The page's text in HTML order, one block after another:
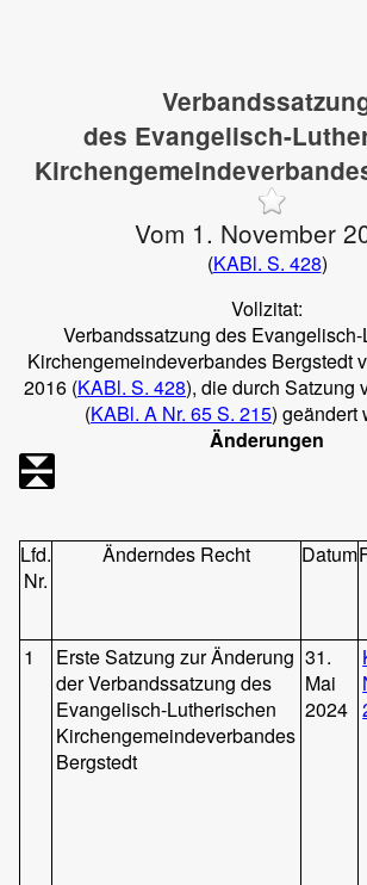
des Evangelisch-
Vom 1. November
(KABl. S. 428)
Vollzitat:
Verbandssatzung des
Kirchengemeindeverbandes Bergstedt
2016 (KABl. S. 428), die durch Satzung
(KABl. A Nr. 65 S. 215) geändert
Änderungen
Lfd.
Nr.
Änderndes Recht Datum
1
Erste Satzung zur Änderung
der Verbandssatzung des
Evangelisch-Lutherischen
Kirchengemeindeverbandes
Bergstedt
31.
Mai
2024